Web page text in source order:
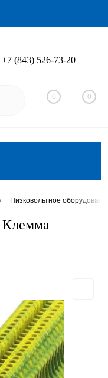
Вход
+7 (843) 526-73-20
0 0
Низковольтное
Клемма